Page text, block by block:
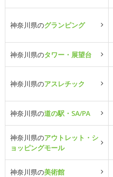
神奈川県のグランピング
神奈川県のタワー・展望台
神奈川県のアスレチック
神奈川県の道の駅・SA/PA
神奈川県のアウトレット・シ
ョッピングモール
神奈川県の美術館